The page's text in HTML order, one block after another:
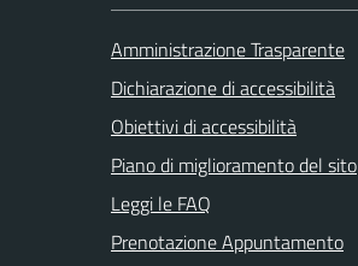
Amministrazione Trasparente
Dichiarazione di accessibilità
Obiettivi di accessibilità
Piano di miglioramento del sito
Leggi le FAQ
Prenotazione Appuntamento